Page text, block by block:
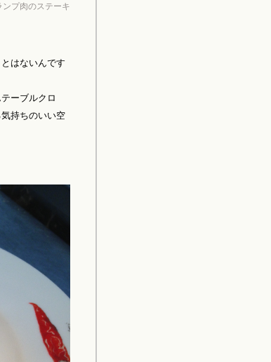
ンプ肉のステーキ
はないんです
ーブルクロ
持ちのいい空